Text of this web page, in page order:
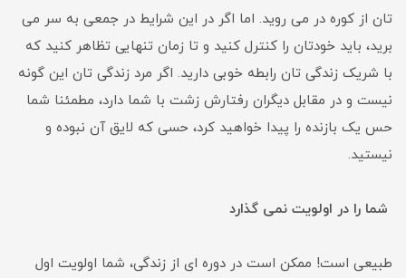
تان از کوره در می روید. اما اگر در این شرایط در جمعی به سر می
برید، باید خودتان را کنترل کنید و تا زمان تنهایی تظاهر کنید که
با شریک زندگی تان رابطه خوبی دارید. اگر مرد زندگی تان این گونه
نیست و در مقابل دیگران رفتارش زشت با شما دارد، مطمئنا شما
حس یک بازنده را پیدا خواهید کرد، حسی که لایق آن نبوده و
نیستید.
شما را در اولویت نمی گذارد
طبیعی است! ممکن است در دوره ای از زندگی، شما اولویت اول